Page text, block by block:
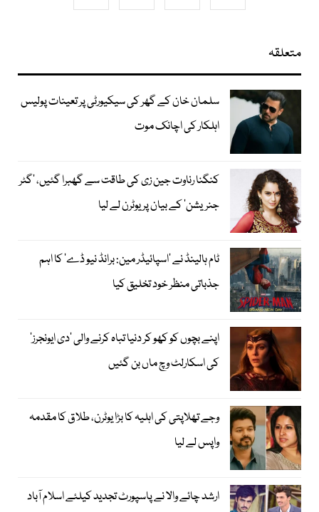
متعلقہ
سلمان خان کے گھر کی سیکیورٹی پر تعینات پولیس
اہلکار کی اچانک موت
کنگنا رناوت جین زی کی طاقت سے گھبرا گئیں، ’گٹر
جنریشن‘ کے بیان پر یوٹرن لے لیا
ٹام ہالینڈ نے ’اسپائیڈر مین: برانڈ نیو ڈے‘ کا اہم
جذباتی منظر خود تخلیق کیا
اپنے بچوں کو کھو کر دنیا تباہ کرنے والی ’دی ایونجرز‘
کی اسکارلٹ وچ ماں بن گئیں
وجے تھلاپتی کی اہلیہ کا بڑا یوٹرن، طلاق کا مقدمہ
واپس لے لیا
ارشد چائے والا نے پاسپورٹ تجدید کیلئے اسلام آباد